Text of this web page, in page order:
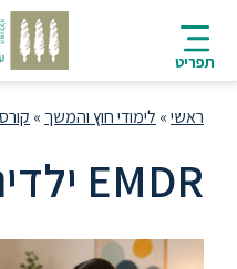
לתוכן
מרכזי
העמוד
תפריט
HE
פודקאסט
ראשי» לימודי חוץ והמשך »
EMDR ילדים – שלב א'